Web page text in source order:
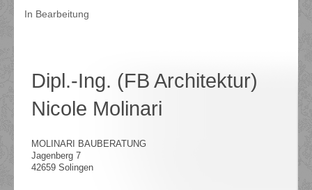
In Bearbeitung
Dipl.-Ing. (FB Architektur)
Nicole Molinari
MOLINARI BAUBERATUNG
Jagenberg 7
42659 Solingen